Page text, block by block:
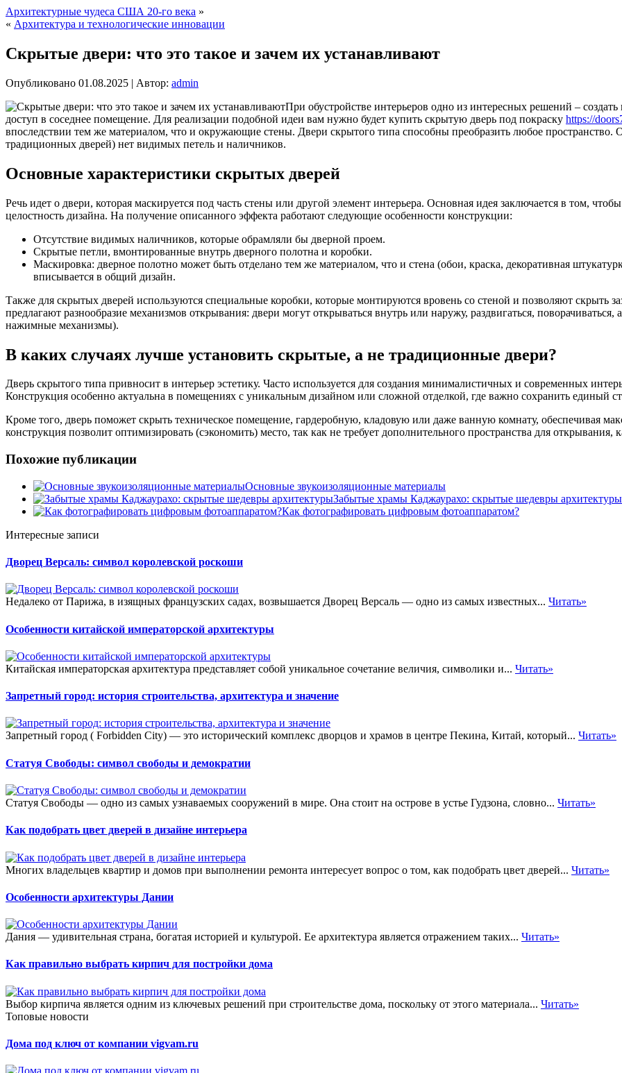
Архитектурные чудеса США 20-го века »
« Архитектура и технологические инновации
Скрытые двери: что это такое и зачем их устанавливают
Опубликовано 01.08.2025 | Автор: admin
При обустройстве интерьеров одно из интересных решений –
доступ в соседнее помещение. Для реализации подобной идеи вам нужно будет купить скрытую дверь под покраску https://
впоследствии тем же материалом, что и окружающие стены. Двери скрытого типа способны преобразить любое пространство.
традиционных дверей) нет видимых петель и наличников.
Основные характеристики скрытых дверей
Речь идет о двери, которая маскируется под часть стены или другой элемент интерьера. Основная идея заключается в том,
целостность дизайна. На получение описанного эффекта работают следующие особенности конструкции:
Отсутствие видимых наличников, которые обрамляли бы дверной проем.
Скрытые петли, вмонтированные внутрь дверного полотна и коробки.
Маскировка: дверное полотно может быть отделано тем же материалом, что и стена (обои, краска, декоративная
вписывается в общий дизайн.
Также для скрытых дверей используются специальные коробки, которые монтируются вровень со стеной и позволяют скрыть
предлагают разнообразие механизмов открывания: двери могут открываться внутрь или наружу, раздвигаться,
нажимные механизмы).
В каких случаях лучше установить скрытые, а не традиционные двери?
Дверь скрытого типа привносит в интерьер эстетику. Часто используется для создания минималистичных и современных
Конструкция особенно актуальна в помещениях с уникальным дизайном или сложной отделкой, где важно сохранить единый
Кроме того, дверь поможет скрыть техническое помещение, гардеробную, кладовую или даже ванную комнату, обеспечивая
конструкция позволит оптимизировать (сэкономить) место, так как не требует дополнительного пространства для открывания,
Похожие публикации
Основные звукоизоляционные материалы
Забытые храмы Каджаурахо: скрытые шедевры архитектуры
Как фотографировать цифровым фотоаппаратом?
Интересные записи
Дворец Версаль: символ королевской роскоши
Недалеко от Парижа, в изящных французских садах, возвышается Дворец Версаль — одно из самых известных... Читать»
Особенности китайской императорской архитектуры
Китайская императорская архитектура представляет собой уникальное сочетание величия, символики и... Читать»
Запретный город: история строительства, архитектура и значение
Запретный город ( Forbidden City) — это исторический комплекс дворцов и храмов в центре Пекина, Китай, который... Читать»
Статуя Свободы: символ свободы и демократии
Статуя Свободы — одно из самых узнаваемых сооружений в мире. Она стоит на острове в устье Гудзона, словно... Читать»
Как подобрать цвет дверей в дизайне интерьера
Многих владельцев квартир и домов при выполнении ремонта интересует вопрос о том, как подобрать цвет дверей... Читать»
Особенности архитектуры Дании
Дания — удивительная страна, богатая историей и культурой. Ее архитектура является отражением таких... Читать»
Как правильно выбрать кирпич для постройки дома
Выбор кирпича является одним из ключевых решений при строительстве дома, поскольку от этого материала... Читать»
Топовые новости
Дома под ключ от компании vigvam.ru